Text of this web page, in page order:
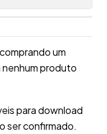
um
produto
para download
ser confirmado.